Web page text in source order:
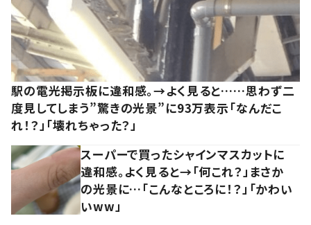
駅の電光掲示板に違和感。→よく見ると……思わず二
度見してしまう”驚きの光景”に93万表示「なんだこ
れ！？」「壊れちゃった？」
スーパーで買ったシャインマスカットに
違和感。よく見ると→「何これ？」まさか
の光景に…「こんなところに！？」「かわい
いww」